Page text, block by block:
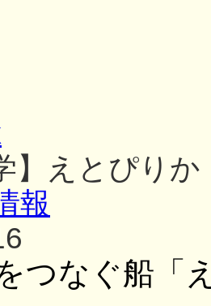
】えとぴりか
報
つなぐ船「